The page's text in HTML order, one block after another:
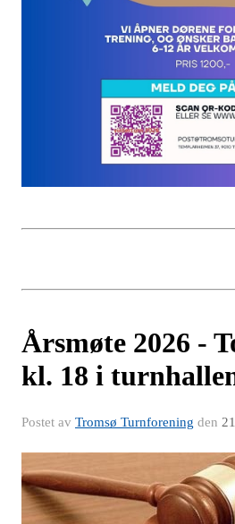
Årsmøte 2026 -
kl. 18 i
Postet av Tromsø Turnforening den